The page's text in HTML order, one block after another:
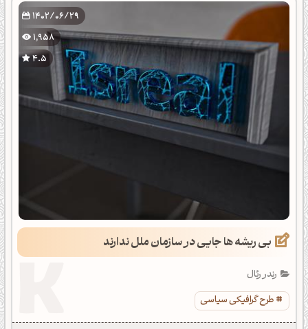
1402/06/29
1,958
4.5
بی ریشه ها جایی در سازمان ملل ندارند
رندر رئال
طرح گرافیکی سیاسی